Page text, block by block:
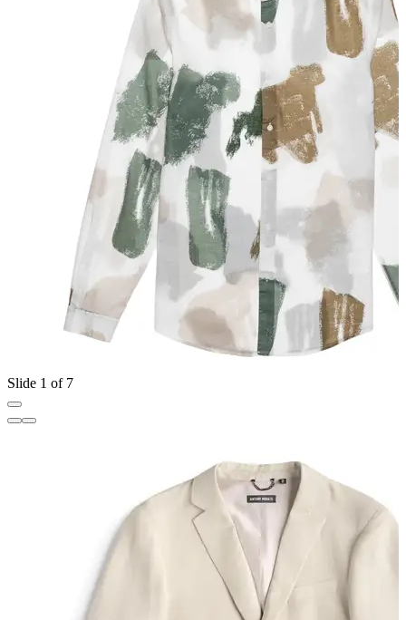
Slide 1 of 7